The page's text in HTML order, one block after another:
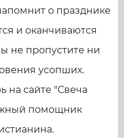
о празднике
и оканчиваются
не пропустите ни
усопших.
на сайте "Свеча
помощник